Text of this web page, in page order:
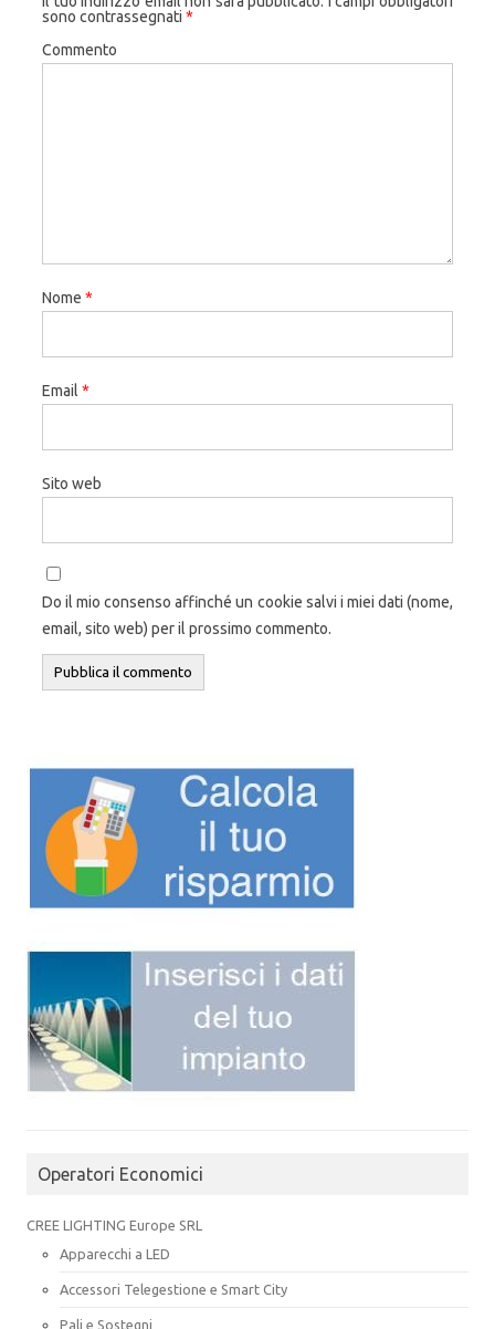
sono contrassegnati *
Commento
Nome *
Email *
Sito web
Do il mio consenso affinché un cookie salvi i miei dati (nome,
email, sito web) per il prossimo commento.
Operatori Economici
CREE LIGHTING Europe SRL
Apparecchi a LED
Accessori Telegestione e Smart City
Pali e Sostegni